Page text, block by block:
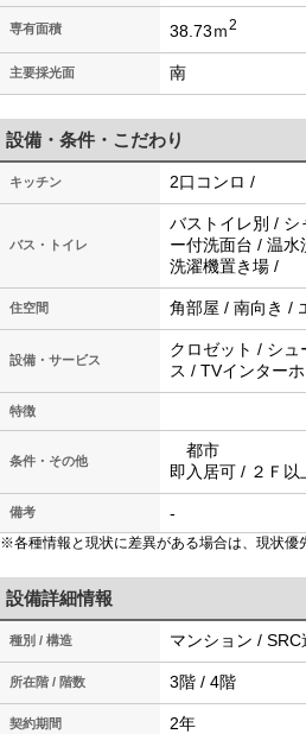
専有面積 38.73ｍ2
主要採光面 南
設備・条件・こだわり
キッチン 2口コンロ /
バス・トイレ
バストイレ別 / シ
ー付洗面台 / 温
洗濯機置き場 /
住空間 角部屋 / 南向き /
設備・サービス
クロゼット / シ
ス / TVインター
特徴
条件・その他
都市
即入居可 / ２Ｆ
備考 -
※各種情報と現状に差異がある場合は、現状優
設備詳細情報
種別 / 構造 マンション /
所在階 / 階数 3階 / 4階
契約期間 2年